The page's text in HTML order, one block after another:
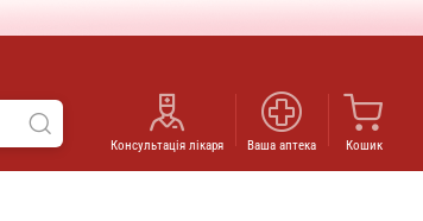
Консультація лікаря Ваша аптека Кошик